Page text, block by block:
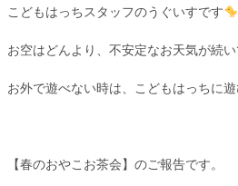
お問合わせ
運営団体
こどもはっちスタッフのうぐいすです
お空はどんより、不安定なお天気が続
お外で遊べない時は、こどもはっちに遊
【春のおやこお茶会】のご報告です。